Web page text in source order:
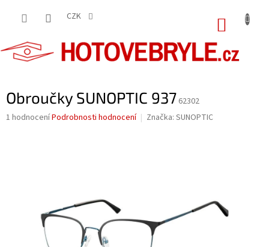
CZK
Obroučky SUNOPTIC 937 62302
Průměrné
1 hodnoceníPodrobnosti hodnocení Značka: SUNOPTIC